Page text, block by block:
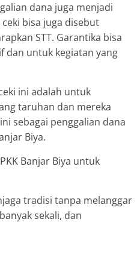
dana juga menjadi
bisa juga disebut
STT. Garantika bisa
dan untuk kegiatan yang
ini adalah untuk
taruhan dan mereka
sebagai penggalian dana
Biya.
Banjar Biya untuk
tradisi tanpa melanggar
sekali, dan